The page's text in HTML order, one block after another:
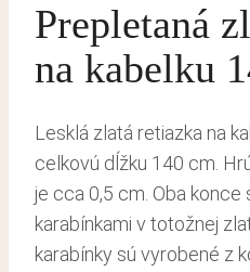
Prepletaná
na kabelku
Lesklá zlatá retiazka na
celkovú dĺžku 140 cm.
je cca 0,5 cm. Oba konce
karabínkami v totožnej
karabínky sú vyrobené z